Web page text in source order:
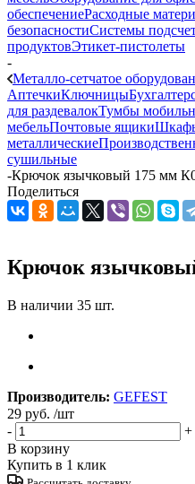
обеспечениеРасходные
безопасностиСистемы
продуктовЭтикет-пистолеты
-
Металло-сетчатое
АптечкиКлючницы
для раздевалокТумбы
мебельПочтовые ящики
металлические
сушильные
-Крючок язычковый 175 мм
Поделиться
Крючок
В наличии 35 шт.
Производитель: GEFEST
29 руб. /шт
-
+
В корзину
Купить в 1 клик